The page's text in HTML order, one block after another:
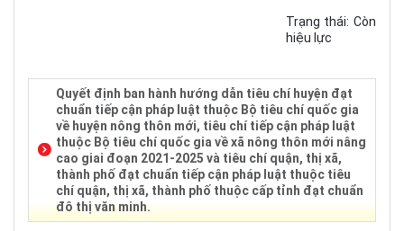
Trạng thái: Còn
hiệu lực
Quyết định ban hành hướng dẫn tiêu chí huyện đạt
chuẩn tiếp cận pháp luật thuộc Bộ tiêu chí quốc gia
về huyện nông thôn mới, tiêu chí tiếp cận pháp luật
thuộc Bộ tiêu chí quốc gia về xã nông thôn mới nâng
cao giai đoạn 2021-2025 và tiêu chí quận, thị xã,
thành phố đạt chuẩn tiếp cận pháp luật thuộc tiêu
chí quận, thị xã, thành phố thuộc cấp tỉnh đạt chuẩn
đô thị văn minh.